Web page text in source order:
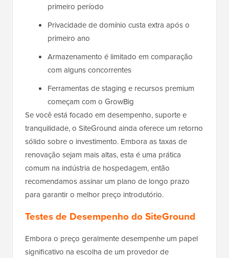
primeiro período
Privacidade de domínio custa extra após o
primeiro ano
Armazenamento é limitado em comparação
com alguns concorrentes
Ferramentas de staging e recursos premium
começam com o GrowBig
Se você está focado em desempenho, suporte e
tranquilidade, o SiteGround ainda oferece um retorno
sólido sobre o investimento. Embora as taxas de
renovação sejam mais altas, esta é uma prática
comum na indústria de hospedagem, então
recomendamos assinar um plano de longo prazo
para garantir o melhor preço introdutório.
Testes de Desempenho do SiteGround
Embora o preço geralmente desempenhe um papel
significativo na escolha de um provedor de